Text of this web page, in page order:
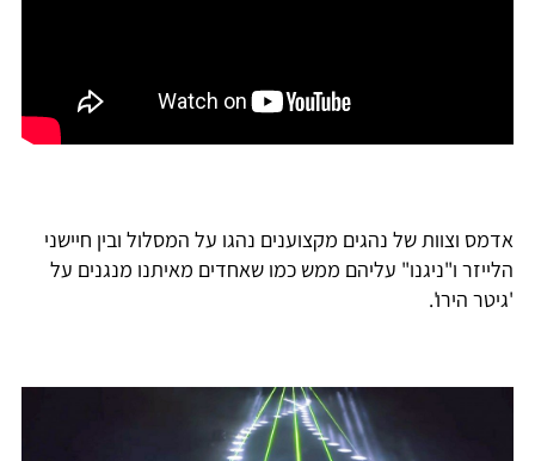
אדמס וצוות של נהגים מקצוענים נהגו על המסלול ובין חיישני
הלייזר ו"ניגנו" עליהם ממש כמו שאחדים מאיתנו מנגנים על
'גיטר הירו'.